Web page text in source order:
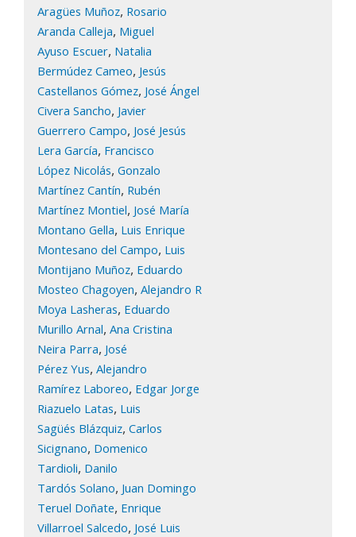
Aragües Muñoz, Rosario
Aranda Calleja, Miguel
Ayuso Escuer, Natalia
Bermúdez Cameo, Jesús
Castellanos Gómez, José Ángel
Civera Sancho, Javier
Guerrero Campo, José Jesús
Lera García, Francisco
López Nicolás,Gonzalo
Martínez Cantín, Rubén
Martínez Montiel, José María
Montano Gella, Luis Enrique
Montesano del Campo, Luis
Montijano Muñoz, Eduardo
Mosteo Chagoyen,Alejandro R
Moya Lasheras, Eduardo
Murillo Arnal,Ana Cristina
Neira Parra, José
Pérez Yus,Alejandro
Ramírez Laboreo, Edgar Jorge
Riazuelo Latas, Luis
Sagüés Blázquiz,Carlos
Sicignano, Domenico
Tardioli, Danilo
Tardós Solano, Juan Domingo
Teruel Doñate, Enrique
Villarroel Salcedo, José Luis